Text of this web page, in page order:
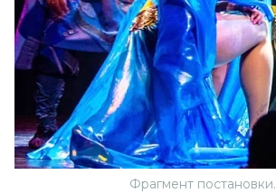
Фрагмент постановки.